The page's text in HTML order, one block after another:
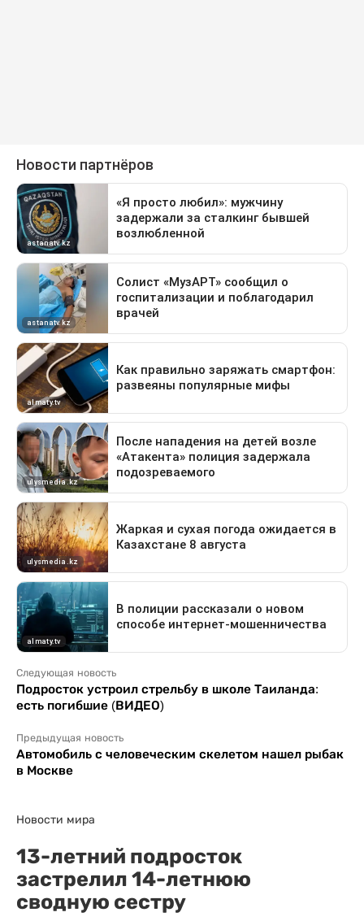
Следующая новость
Подросток устроил стрельбу в школе Таиланда:
есть погибшие (ВИДЕО)
Предыдущая новость
Автомобиль с человеческим скелетом нашел рыбак
в Москве
Новости мира
13-летний подросток
застрелил 14-летнюю
сводную сестру